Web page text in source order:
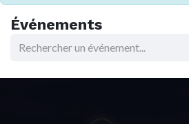
Événements